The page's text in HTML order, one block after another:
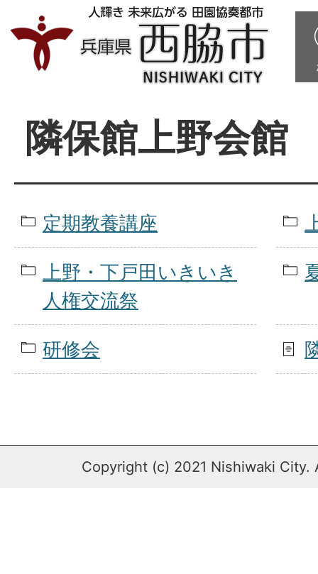
隣保館上野会館
定期教養講座
上野・下戸田いきいき
人権交流祭
研修会
Copyright (c) 2021 Nishiwaki City.